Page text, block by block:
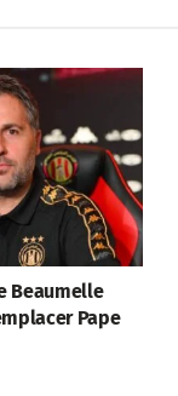
Beaumelle
Pape